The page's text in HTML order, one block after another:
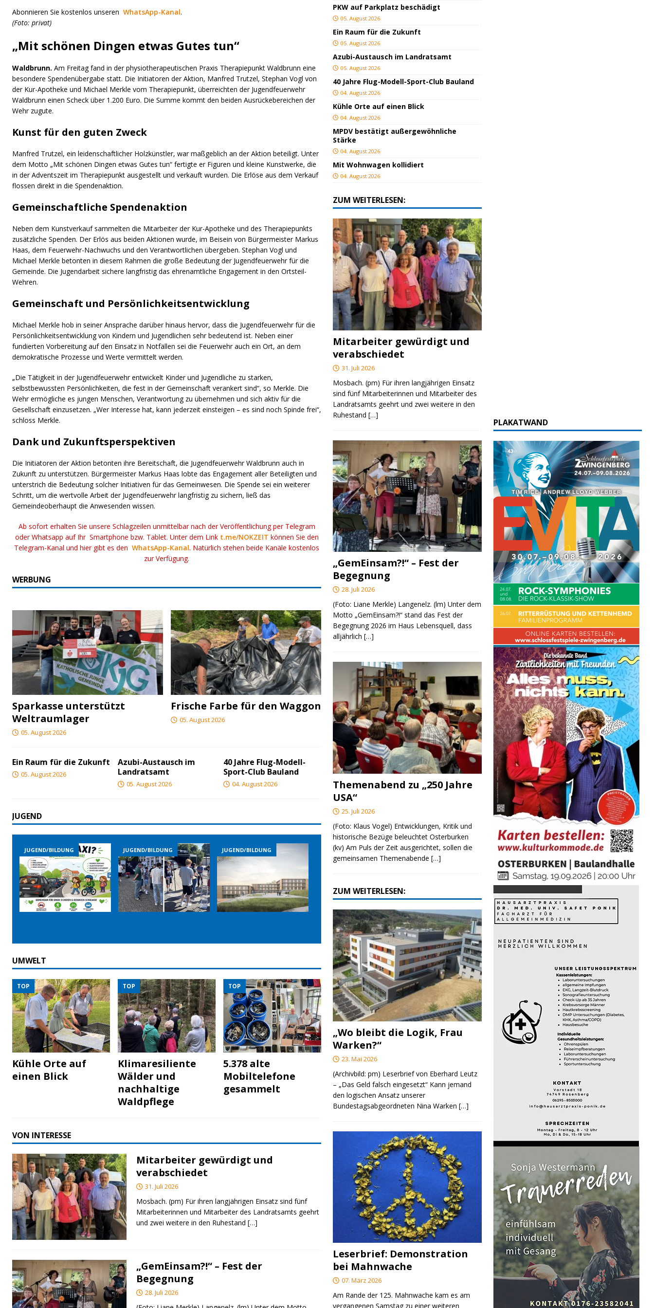
Abonnieren Sie kostenlos unseren WhatsApp-Kanal.
(Foto: privat)
„Mit schönen Dingen etwas Gutes tun“
Waldbrunn. Am Freitag fand in der physiotherapeutischen Praxis Therapiepunkt Waldbrunn eine
besondere Spendenübergabe statt. Die Initiatoren der Aktion, Manfred Trutzel, Stephan Vogl von
der Kur-Apotheke und Michael Merkle vom Therapiepunkt, überreichten der Jugendfeuerwehr
Waldbrunn einen Scheck über 1.200 Euro. Die Summe kommt den beiden Ausrückebereichen der
Wehr zugute.
Kunst für den guten Zweck
Manfred Trutzel, ein leidenschaftlicher Holzkünstler, war maßgeblich an der Aktion beteiligt. Unter
dem Motto „Mit schönen Dingen etwas Gutes tun“ fertigte er Figuren und kleine Kunstwerke, die
in der Adventszeit im Therapiepunkt ausgestellt und verkauft wurden. Die Erlöse aus dem Verkauf
flossen direkt in die Spendenaktion.
Gemeinschaftliche Spendenaktion
Neben dem Kunstverkauf sammelten die Mitarbeiter der Kur-Apotheke und des Therapiepunkts
zusätzliche Spenden. Der Erlös aus beiden Aktionen wurde, im Beisein von Bürgermeister Markus
Haas, dem Feuerwehr-Nachwuchs und den Verantwortlichen übergeben. Stephan Vogl und
Michael Merkle betonten in diesem Rahmen die große Bedeutung der Jugendfeuerwehr für die
Gemeinde. Die Jugendarbeit sichere langfristig das ehrenamtliche Engagement in den Ortsteil-
Wehren.
Gemeinschaft und Persönlichkeitsentwicklung
Michael Merkle hob in seiner Ansprache darüber hinaus hervor, dass die Jugendfeuerwehr für die
Persönlichkeitsentwicklung von Kindern und Jugendlichen sehr bedeutend ist. Neben einer
fundierten Vorbereitung auf den Einsatz in Notfällen sei die Feuerwehr auch ein Ort, an dem
demokratische Prozesse und Werte vermittelt werden.
„Die Tätigkeit in der Jugendfeuerwehr entwickelt Kinder und Jugendliche zu starken,
selbstbewussten Persönlichkeiten, die fest in der Gemeinschaft verankert sind“, so Merkle. Die
Wehr ermögliche es jungen Menschen, Verantwortung zu übernehmen und sich aktiv für die
Gesellschaft einzusetzen. „Wer Interesse hat, kann jederzeit einsteigen – es sind noch Spinde frei“,
schloss Merkle.
Dank und Zukunftsperspektiven
Die Initiatoren der Aktion betonten ihre Bereitschaft, die Jugendfeuerwehr Waldbrunn auch in
Zukunft zu unterstützen. Bürgermeister Markus Haas lobte das Engagement aller Beteiligten und
unterstrich die Bedeutung solcher Initiativen für das Gemeinwesen. Die Spende sei ein weiterer
Schritt, um die wertvolle Arbeit der Jugendfeuerwehr langfristig zu sichern, ließ das
Gemeindeoberhaupt die Anwesenden wissen.
Ab sofort erhalten Sie unsere Schlagzeilen unmittelbar nach der Veröffentlichung per Telegram
oder Whatsapp auf Ihr Smartphone bzw. Tablet. Unter dem Link t.me/NOKZEIT können Sie den
Telegram-Kanal und hier gibt es denWhatsApp-Kanal. Natürlich stehen beide Kanäle kostenlos
zur Verfügung.
WERBUNG
Sparkasse unterstützt
Weltraumlager
05. August 2026
Frische Farbe für den Waggon
05. August 2026
Ein Raum für die Zukunft
05. August 2026
Azubi-Austausch im
Landratsamt
05. August 2026
40 Jahre Flug-Modell-
Sport-Club Bauland
04. August 2026
JUGEND
JUGEND/BILDUNG JUGEND/BILDUNG JUGEND/BILDUNG JUGEND/BILDUNG JUGEND/BILDUNG
UMWELT
TOP
Kühle Orte auf
einen Blick
TOP
Klimaresiliente
Wälder und
nachhaltige
Waldpflege
TOP
5.378 alte
Mobiltelefone
gesammelt
VON INTERESSE
Mitarbeiter gewürdigt und
verabschiedet
31. Juli 2026
Mosbach. (pm) Für ihren langjährigen Einsatz sind fünf
Mitarbeiterinnen und Mitarbeiter des Landratsamts geehrt
und zwei weitere in den Ruhestand […]
„GemEinsam?!“ – Fest der
Begegnung
28. Juli 2026
PKW auf Parkplatz beschädigt
05. August 2026
Ein Raum für die Zukunft
05. August 2026
Azubi-Austausch im Landratsamt
05. August 2026
40 Jahre Flug-Modell-Sport-Club Bauland
04. August 2026
Kühle Orte auf einen Blick
04. August 2026
MPDV bestätigt außergewöhnliche
Stärke
04. August 2026
Mit Wohnwagen kollidiert
04. August 2026
ZUM WEITERLESEN:
Mitarbeiter gewürdigt und
verabschiedet
31. Juli 2026
Mosbach. (pm) Für ihren langjährigen Einsatz
sind fünf Mitarbeiterinnen und Mitarbeiter des
Landratsamts geehrt und zwei weitere in den
Ruhestand[…]
„GemEinsam?!“ – Fest der
Begegnung
28. Juli 2026
(Foto: Liane Merkle) Langenelz. (lm) Unter dem
Motto „GemEinsam?!“ stand das Fest der
Begegnung 2026 im Haus Lebensquell, dass
alljährlich[…]
Themenabend zu „250 Jahre
USA“
25. Juli 2026
(Foto: Klaus Vogel) Entwicklungen, Kritik und
historische Bezüge beleuchtet Osterburken
(kv) Am Puls der Zeit ausgerichtet, sollen die
gemeinsamen Themenabende[…]
ZUM WEITERLESEN:
„Wo bleibt die Logik, Frau
Warken?“
23. Mai 2026
(Archivbild: pm) Leserbrief von Eberhard Leutz
– „Das Geld falsch eingesetzt“ Kann jemand
den logischen Ansatz unserer
Bundestagsabgeordneten Nina Warken[…]
Leserbrief: Demonstration
bei Mahnwache
07. März 2026
Am Rande der 125. Mahnwache kam es am
vergangenen Samstag zu einer weiteren
PLAKATWAND